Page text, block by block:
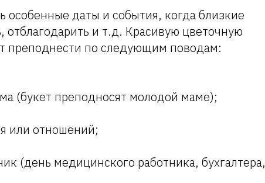
особенные даты и события, когда близкие
отблагодарить и т.д. Красивую цветочную
преподнести по следующим поводам:
(букет преподносят молодой маме);
или отношений;
(день медицинского работника, бухгалтера,